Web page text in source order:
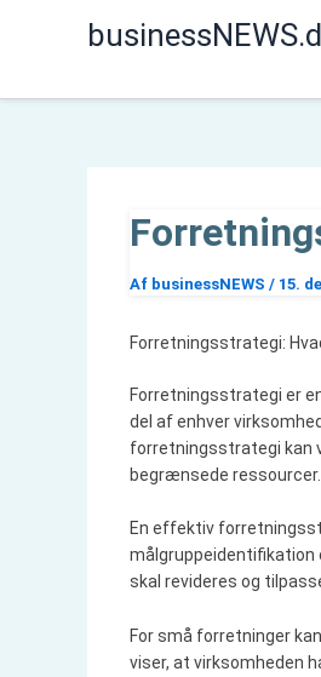
Af businessNEWS / 15.
Forretningsstrategi:
Forretningsstrategi er
del af enhver
forretningsstrategi kan
begrænsede ressourcer.
En effektiv
målgruppeidentifikation
skal revideres og
For små forretninger
viser, at virksomheden